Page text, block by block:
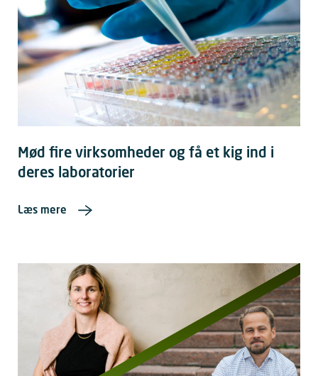
Mød fire virksomheder og få et kig ind i
deres laboratorier
Læs mere